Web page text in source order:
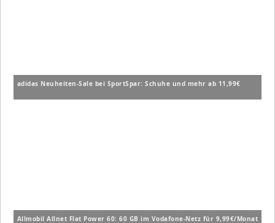
adidas Neuheiten-Sale bei SportSpar: Schuhe und mehr ab 11,99€
Allmobil Allnet Flat Power 60: 60 GB im Vodafone-Netz für 9,99€/Monat